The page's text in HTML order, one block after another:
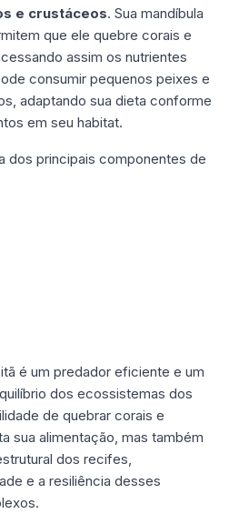
e crustáceos. Sua mandíbula
que ele quebre corais e
assim os nutrientes
consumir pequenos peixes e
adaptando sua dieta conforme
em seu habitat.
dos principais componentes de
é um predador eficiente e um
dos ecossistemas dos
de quebrar corais e
sua alimentação, mas também
dos recifes,
e a resiliência desses